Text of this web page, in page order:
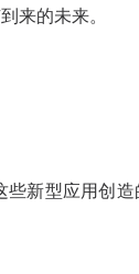
来的未来。
新型应用创